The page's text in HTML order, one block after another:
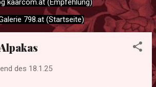
kaarcom.at (Empfehlung)
798.at (Startseite)
des 18.1.25